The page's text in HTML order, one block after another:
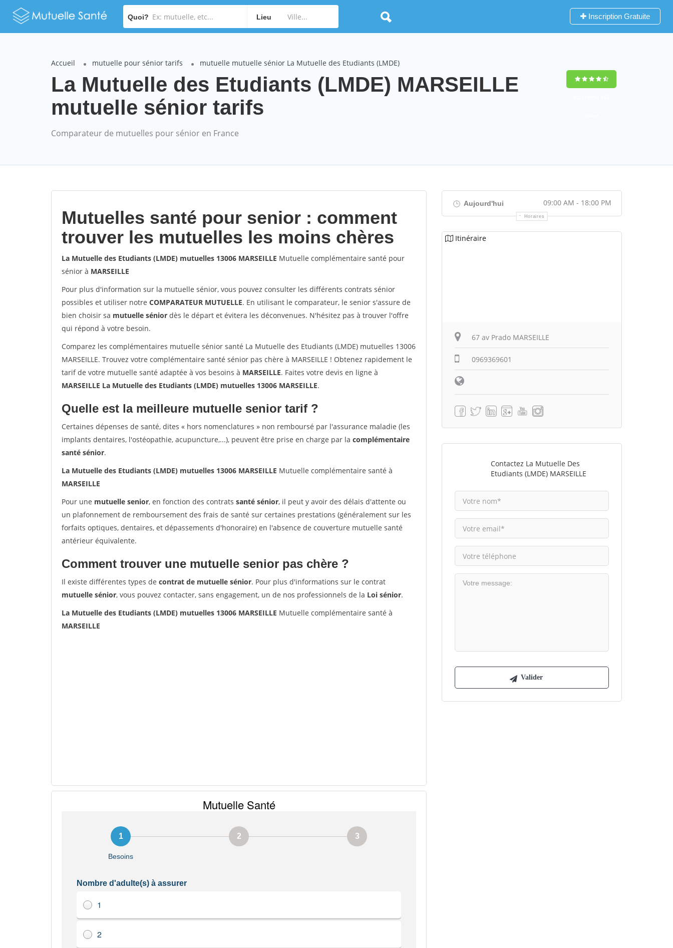
Quoi? Lieu Inscription Gratuite
Accueil mutuelle pour sénior tarifs mutuelle mutuelle sénior La Mutuelle des Etudiants (LMDE)
La Mutuelle des Etudiants (LMDE) MARSEILLE
mutuelle sénior tarifs
Comparateur de mutuelles pour sénior en France
Mutuelles santé pour senior : comment
trouver les mutuelles les moins chères
La Mutuelle des Etudiants (LMDE) mutuelles 13006 MARSEILLE Mutuelle complémentaire santé pour
sénior à MARSEILLE
Pour plus d'information sur la mutuelle sénior, vous pouvez consulter les différents contrats sénior
possibles et utiliser notre COMPARATEUR MUTUELLE. En utilisant le comparateur, le senior s'assure de
bien choisir sa mutuelle sénior dès le départ et évitera les déconvenues. N'hésitez pas à trouver l'offre
qui répond à votre besoin.
Comparez les complémentaires mutuelle sénior santé La Mutuelle des Etudiants (LMDE) mutuelles 13006
MARSEILLE. Trouvez votre complémentaire santé sénior pas chère à MARSEILLE ! Obtenez rapidement le
tarif de votre mutuelle santé adaptée à vos besoins à MARSEILLE. Faites votre devis en ligne à
MARSEILLE La Mutuelle des Etudiants (LMDE) mutuelles 13006 MARSEILLE.
Quelle est la meilleure mutuelle senior tarif ?
Certaines dépenses de santé, dites « hors nomenclatures » non remboursé par l'assurance maladie (les
implants dentaires, l'ostéopathie, acupuncture,...), peuvent être prise en charge par la complémentaire
santé sénior.
La Mutuelle des Etudiants (LMDE) mutuelles 13006 MARSEILLE Mutuelle complémentaire santé à
MARSEILLE
Pour une mutuelle senior, en fonction des contrats santé sénior, il peut y avoir des délais d'attente ou
un plafonnement de remboursement des frais de santé sur certaines prestations (généralement sur les
forfaits optiques, dentaires, et dépassements d'honoraire) en l'absence de couverture mutuelle santé
antérieur équivalente.
Comment trouver une mutuelle senior pas chère ?
Il existe différentes types de contrat de mutuelle sénior. Pour plus d'informations sur le contrat
mutuelle sénior, vous pouvez contacter, sans engagement, un de nos professionnels de la Loi sénior.
La Mutuelle des Etudiants (LMDE) mutuelles 13006 MARSEILLE Mutuelle complémentaire santé à
MARSEILLE
Aujourd'hui 09:00 AM - 18:00 PM
Horaires
Itinéraire
67 av Prado MARSEILLE
0969369601
Contactez La Mutuelle Des
Etudiants (LMDE) MARSEILLE